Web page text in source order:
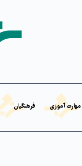
مهارت آموزی فرهنگیان